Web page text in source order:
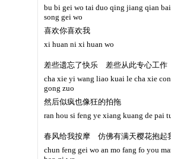
bu bi gei wo tai duo qing jiang qian
song gei wo
喜欢你喜欢我
xi huan ni xi huan wo
差些遗忘了快乐 差些从此专心工作
cha xie yi wang liao kuai le cha xie
gong zuo
然后似疯也像狂的拍拖
ran hou si feng ye xiang kuang de pai
春风给我按摩 仿佛有满天樱花抱起
chun feng gei wo an mo fang fo you